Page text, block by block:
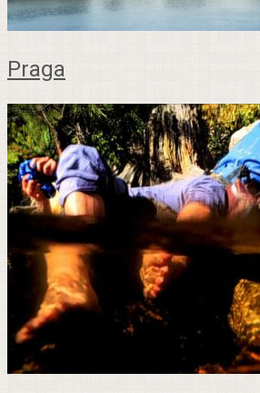
Praga